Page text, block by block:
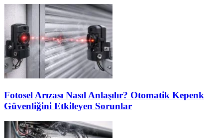
Fotosel Arızası Nasıl Anlaşılır? Otomatik Kepenk
Güvenliğini Etkileyen Sorunlar